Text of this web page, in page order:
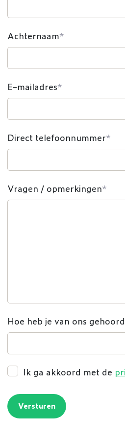
Achternaam*
E-mailadres*
Direct telefoonnummer*
Vragen / opmerkingen*
Hoe heb je van ons
Ik ga akkoord met de
Versturen